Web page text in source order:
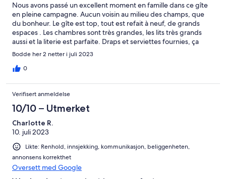
Nous avons passé un excellent moment en famille dans ce gîte
en pleine campagne. Aucun voisin au milieu des champs, que
du bonheur. Le gîte est top, tout est refait à neuf, de grands
espaces . Les chambres sont très grandes, les lits très grands
aussi et la literie est parfaite. Draps et serviettes fournies, ça
c'est très agréable aussi. Le coin piscine permet de vivre de
bons moments. Nous avions prévus de visiter les alentours mais
nous nous sentions tellement bien dans ce gîte que nous
sous les arbres. On garde l'adresse!!! merci pour votre accueil!
Bodde her 2 netter i juli 2023
0
Verifisert anmeldelse
10/10 – Utmerket
Charlotte R.
10. juli 2023
Likte: Renhold, innsjekking, kommunikasjon, beliggenheten,
annonsens korrekthet
Oversett med Google